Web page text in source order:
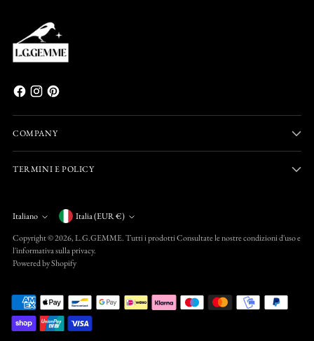
COMPANY
TERMINI E POLICY
Lingua
Italiano Valuta
Italia (EUR €)
Copyright © 2026,L.G.GEMME. Tutti i prodotti Consultate le nostre condizioni d'uso e
l'informativa sulla privacy.
Powered by Shopify